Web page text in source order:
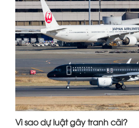
Vì sao dự luật gây tranh cãi?